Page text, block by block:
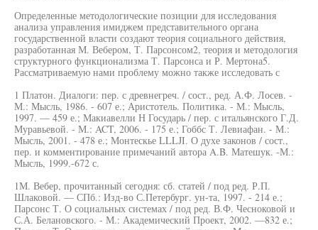
Определенные методологические позиции для исследования
анализа управления имиджем представительного органа
государственной власти создают теория социального действия,
разработанная М. Вебером, Т. Парсонсом2, теория и методология
структурного функционализма Т. Парсонса и Р. Мертона5.
Рассматриваемую нами проблему можно также исследовать с
1 Платон. Диалоги: пер. с древнегреч. / сост., ред. А.Ф. Лосев. -
М.: Мысль, 1986. - 607 е.; Аристотель. Политика. - М.: Мысль,
1997. — 459 е.; Макиавелли Н Государь / пер. с итальянского Г.Д.
Муравьевой. - М.: ACT, 2006. - 175 е.; Гоббс Т. Левиафан. - М.:
Мысль, 2001. - 478 е.; Монтескье LLLJI. О духе законов / сост.,
пер. и комментирование примечаний автора A.B. Матешук. -М.:
Мысль, 1999.-672 с.
1М. Вебер, прочитанный сегодня: сб. статей / под ред. Р.П.
Шлаковой. — СПб.: Изд-во С.Петербург. ун-та, 1997. - 214 е.;
Парсонс Т. О социальных системах / под ред. В.Ф. Чесноковой и
С.А. Белановского. - М.: Академический Проект, 2002. —832 е.;